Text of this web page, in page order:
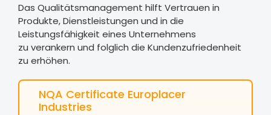
Das Qualitätsmanagement hilft Vertrauen in
Produkte, Dienstleistungen und in die
Leistungsfähigkeit eines Unternehmens
zu verankern und folglich die Kundenzufriedenheit
zu erhöhen.
NQA Certificate Europlacer
Industries